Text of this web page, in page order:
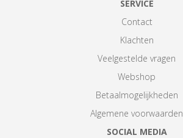
SERVICE
Contact
Klachten
Veelgestelde vragen
Webshop
Betaalmogelijkheden
Algemene voorwaarden
SOCIAL MEDIA